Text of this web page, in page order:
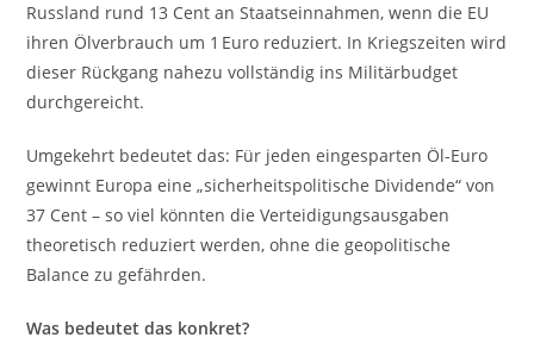
Russland rund 13 Cent an Staatseinnahmen, wenn die EU
ihren Ölverbrauch um 1 Euro reduziert. In Kriegszeiten wird
dieser Rückgang nahezu vollständig ins Militärbudget
durchgereicht.
Umgekehrt bedeutet das: Für jeden eingesparten Öl-Euro
gewinnt Europa eine „sicherheitspolitische Dividende“ von
37 Cent – so viel könnten die Verteidigungsausgaben
theoretisch reduziert werden, ohne die geopolitische
Balance zu gefährden.
Was bedeutet das konkret?